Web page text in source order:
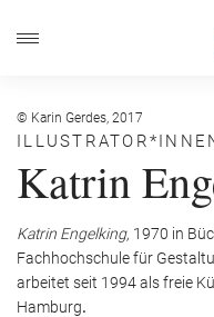
© Karin Gerdes, 2017
Katrin
Katrin Engelking, 1970 in
Fachhochschule für
arbeitet seit 1994 als freie
Hamburg.